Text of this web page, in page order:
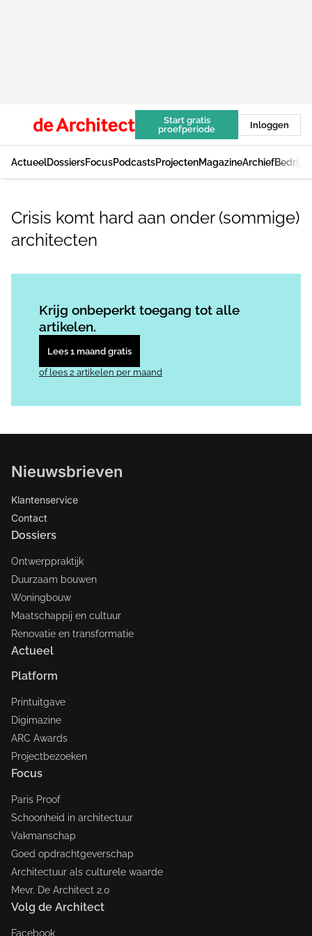
Start gratis
proefperiode
Inloggen
ActueelDossiersFocusPodcastsProjectenMagazineArchief
Crisis komt hard aan onder (sommige)
architecten
Krijg onbeperkt toegang tot alle
artikelen.
Lees 1 maand gratis
of lees 2 artikelen per maand
Nieuwsbrieven
Klantenservice
Contact
Dossiers
Ontwerppraktijk
Duurzaam bouwen
Woningbouw
Maatschappij en cultuur
Renovatie en transformatie
Actueel
Platform
Printuitgave
Digimazine
ARC Awards
Projectbezoeken
Focus
Paris Proof
Schoonheid in architectuur
Vakmanschap
Goed opdrachtgeverschap
Architectuur als culturele waarde
Mevr. De Architect 2.0
Volg de Architect
Facebook